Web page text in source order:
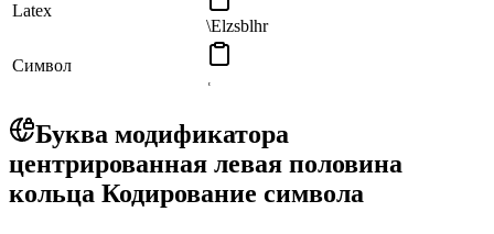
Latex
\Elzsblhr
Символ
˓
Буква модификатора
центрированная левая половина
кольца Кодирование символа